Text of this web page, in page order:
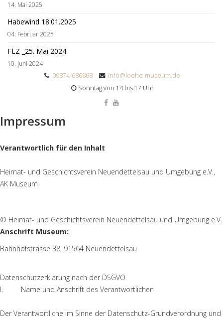
14. Mai 2025
Habewind 18.01.2025
04. Februar 2025
FLZ _25. Mai 2024
10. Juni 2024
09874-686868
info@loehe-museum.de
Sonntag von 14 bis 17 Uhr
Impressum
Verantwortlich für den Inhalt
Heimat- und Geschichtsverein Neuendettelsau und Umgebung e.V.,
AK Museum
© Heimat- und Geschichtsverein Neuendettelsau und Umgebung e.V.
Anschrift Museum:
Bahnhofstrasse 38, 91564 Neuendettelsau
Datenschutzerklärung nach der DSGVO
I. Name und Anschrift des Verantwortlichen
Der Verantwortliche im Sinne der Datenschutz-Grundverordnung und